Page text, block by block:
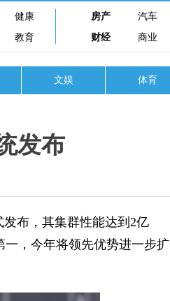
健康
教育
房产 汽车
财经
商业
文娱 体育
发布
布，其集群性能达到2亿
，今年将领先优势进一步扩